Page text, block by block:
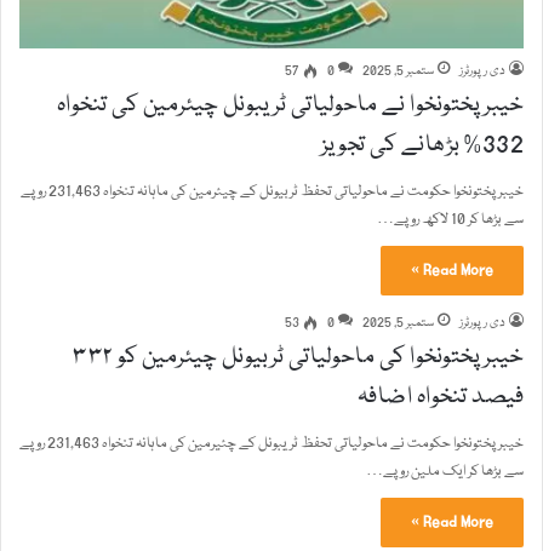
دی رپورٹرز ستمبر 5, 2025 0
57
خیبرپختونخوا نے ماحولیاتی ٹریبونل چیئرمین کی تنخواہ
332% بڑھانے کی تجویز
خیبر پختونخوا حکومت نے ماحولیاتی تحفظ ٹربیونل کے چیئرمین کی ماہانہ تنخواہ 231,463 روپے
سے بڑھا کر 10 لاکھ روپے…
Read More »
دی رپورٹرز ستمبر 5, 2025 0
53
خیبرپختونخوا کی ماحولیاتی ٹربیونل چیئرمین کو ۳۳۲
فیصد تنخواہ اضافہ
خیبر پختونخوا حکومت نے ماحولیاتی تحفظ ٹریبونل کے چئیرمین کی ماہانہ تنخواہ 231,463 روپے
سے بڑھا کر ایک ملین روپے…
Read More »